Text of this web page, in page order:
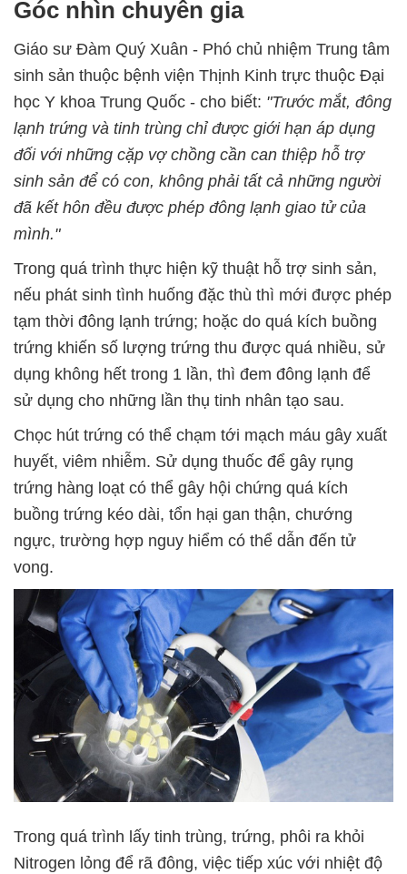
Góc nhìn chuyên gia
Giáo sư Đàm Quý Xuân - Phó chủ nhiệm Trung tâm
sinh sản thuộc bệnh viện Thịnh Kinh trực thuộc Đại
học Y khoa Trung Quốc - cho biết: "Trước mắt, đông
lạnh trứng và tinh trùng chỉ được giới hạn áp dụng
đối với những cặp vợ chồng cần can thiệp hỗ trợ
sinh sản để có con, không phải tất cả những người
đã kết hôn đều được phép đông lạnh giao tử của
mình."
Trong quá trình thực hiện kỹ thuật hỗ trợ sinh sản,
nếu phát sinh tình huống đặc thù thì mới được phép
tạm thời đông lạnh trứng; hoặc do quá kích buồng
trứng khiến số lượng trứng thu được quá nhiều, sử
dụng không hết trong 1 lần, thì đem đông lạnh để
sử dụng cho những lần thụ tinh nhân tạo sau.
Chọc hút trứng có thể chạm tới mạch máu gây xuất
huyết, viêm nhiễm. Sử dụng thuốc để gây rụng
trứng hàng loạt có thể gây hội chứng quá kích
buồng trứng kéo dài, tổn hại gan thận, chướng
ngực, trường hợp nguy hiểm có thể dẫn đến tử
vong.
Trong quá trình lấy tinh trùng, trứng, phôi ra khỏi
Nitrogen lỏng để rã đông, việc tiếp xúc với nhiệt độ